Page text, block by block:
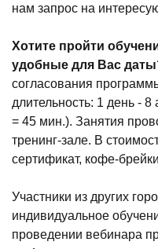
нам запрос на
Хотите пройти
удобные для Вас
согласования
длительность: 1 день -
= 45 мин.). Занятия
тренинг-зале. В
сертификат, кофе-
Участники из других
индивидуальное
проведении вебинара